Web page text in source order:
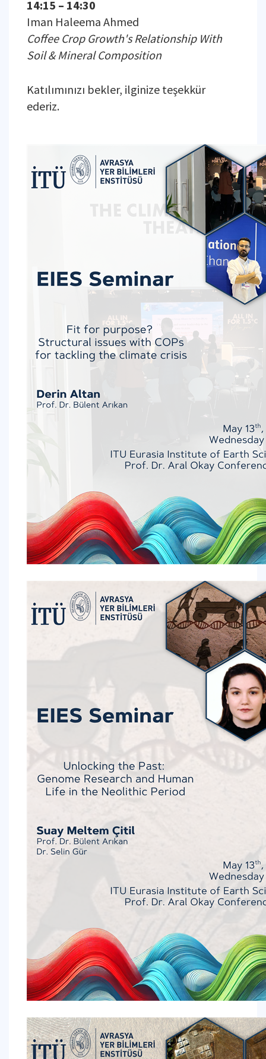
14:15 – 14:30
Iman Haleema Ahmed
Coffee Crop Growth's Relationship With
Soil & Mineral Composition
Katılımınızı bekler, ilginize teşekkür
ederiz.